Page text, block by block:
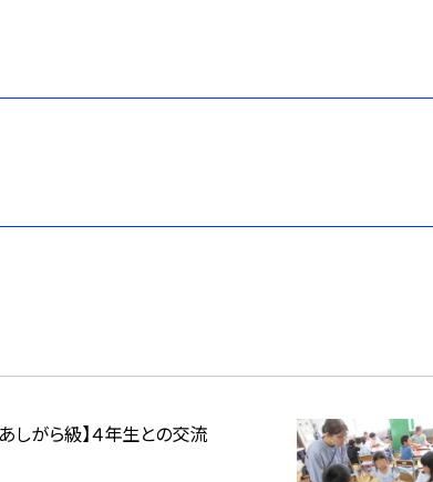
あしがら級】４年生との交流